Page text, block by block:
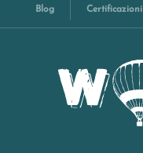
Blog Certificazioni